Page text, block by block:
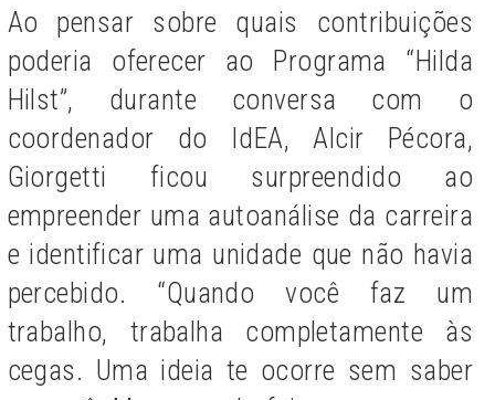
Ao pensar sobre quais contribuições
poderia oferecer ao Programa “Hilda
Hilst”, durante conversa com o
coordenador do IdEA, Alcir Pécora,
Giorgetti ficou surpreendido ao
empreender uma autoanálise da carreira
e identificar uma unidade que não havia
percebido. “Quando você faz um
trabalho, trabalha completamente às
cegas. Uma ideia te ocorre sem saber